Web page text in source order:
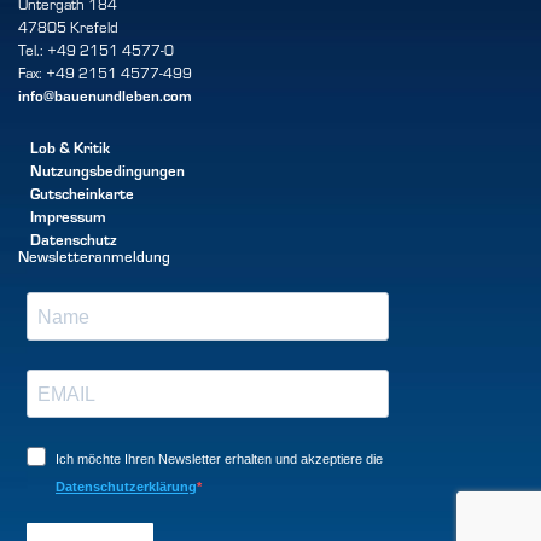
47805 Krefeld
Tel.: +49 2151 4577-0
Fax: +49 2151 4577-499
info@bauenundleben.com
Lob & Kritik
Nutzungsbedingungen
Gutscheinkarte
Impressum
Datenschutz
Newsletteranmeldung
Ich möchte Ihren Newsletter erhalten und akzeptiere die
Datenschutzerklärung